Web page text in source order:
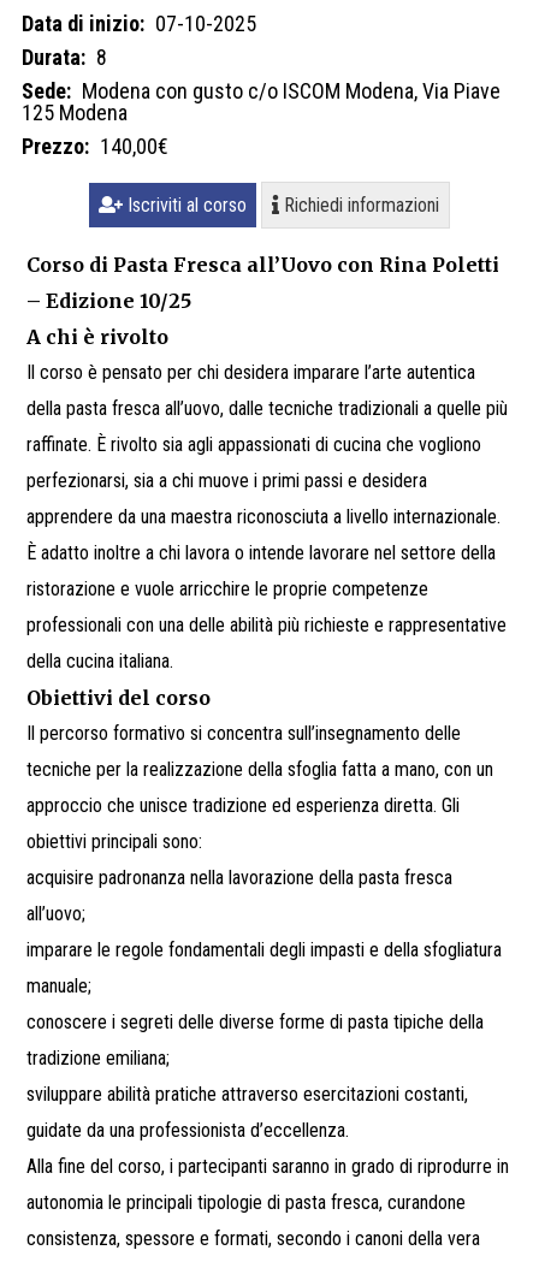
Data di inizio: 07-10-2025
Durata: 8
Sede: Modena con gusto c/o ISCOM Modena, Via Piave
125 Modena
Prezzo: 140,00€
Iscriviti al corso Richiedi informazioni
Corso di Pasta Fresca all’Uovo con Rina Poletti
– Edizione 10/25
A chi è rivolto
Il corso è pensato per chi desidera imparare l’arte autentica
della pasta fresca all’uovo, dalle tecniche tradizionali a quelle più
raffinate. È rivolto sia agli appassionati di cucina che vogliono
perfezionarsi, sia a chi muove i primi passi e desidera
apprendere da una maestra riconosciuta a livello internazionale.
È adatto inoltre a chi lavora o intende lavorare nel settore della
ristorazione e vuole arricchire le proprie competenze
professionali con una delle abilità più richieste e rappresentative
della cucina italiana.
Obiettivi del corso
Il percorso formativo si concentra sull’insegnamento delle
tecniche per la realizzazione della sfoglia fatta a mano, con un
approccio che unisce tradizione ed esperienza diretta. Gli
obiettivi principali sono:
acquisire padronanza nella lavorazione della pasta fresca
all’uovo;
imparare le regole fondamentali degli impasti e della sfogliatura
manuale;
conoscere i segreti delle diverse forme di pasta tipiche della
tradizione emiliana;
sviluppare abilità pratiche attraverso esercitazioni costanti,
guidate da una professionista d’eccellenza.
Alla fine del corso, i partecipanti saranno in grado di riprodurre in
autonomia le principali tipologie di pasta fresca, curandone
consistenza, spessore e formati, secondo i canoni della vera